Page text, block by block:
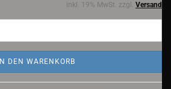
inkl. 19% MwSt. zzgl. Versand
IN DEN WARENKORB